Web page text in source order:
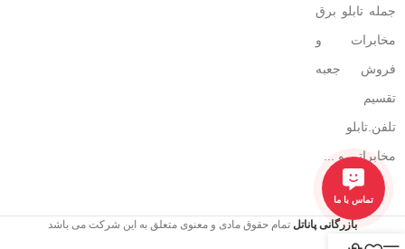
جمله تابلو برق
مخابرات و
فروش جعبه
تقسیم
تلفن.تابلو
مخابراتی و ...
بازرگانی پاناتل تمام حقوق مادی و معنوی متعلق به این شرکت می باشد
تماس با ما